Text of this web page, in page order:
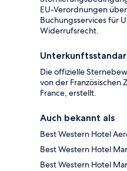
EU-Verordnungen
Buchungsservices für
Widerrufsrecht.
Die offizielle
von der Französischen
France, erstellt.
Auch bekannt als
Best Western Hotel
Best Western Hotel
Best Western Hotel